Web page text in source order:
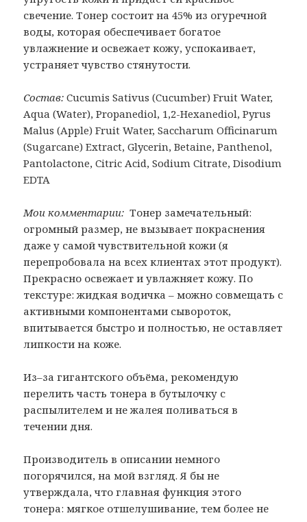
свечение. Тонер состоит на 45% из огуречной
воды, которая обеспечивает богатое
увлажнение и освежает кожу, успокаивает,
устраняет чувство стянутости.
Состав: Cucumis Sativus (Cucumber) Fruit Water,
Aqua (Water), Propanediol, 1,2-Hexanediol, Pyrus
Malus (Apple) Fruit Water, Saccharum Officinarum
(Sugarcane) Extract, Glycerin, Betaine, Panthenol,
Pantolactone, Citric Acid, Sodium Citrate, Disodium
EDTA
Мои комментарии: Тонер замечательный:
огромный размер, не вызывает покраснения
даже у самой чувствительной кожи (я
перепробовала на всех клиентах этот продукт).
Прекрасно освежает и увлажняет кожу. По
текстуре: жидкая водичка – можно совмещать с
активными компонентами сывороток,
впитывается быстро и полностью, не оставляет
липкости на коже.
Из–за гигантского объёма, рекомендую
перелить часть тонера в бутылочку с
распылителем и не жалея поливаться в
течении дня.
Производитель в описании немного
погорячился, на мой взгляд. Я бы не
утверждала, что главная функция этого
тонера: мягкое отшелушивание, тем более не